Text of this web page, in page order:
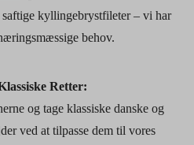
kyllingebrystfileter – vi har
behov.
Retter:
og tage klassiske danske og
ved at tilpasse dem til vores